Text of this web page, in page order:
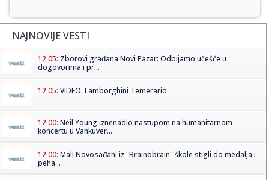
NAJNOVIJE VESTI
12:05: Zborovi građana Novi Pazar: Odbijamo učešće u
dogovorima i pr...
12:05: VIDEO: Lamborghini Temerario
12:00: Neil Young iznenadio nastupom na humanitarnom
koncertu u Vankuver...
12:00: Mali Novosađani iz "Brainobrain" škole stigli do medalja i
peha...